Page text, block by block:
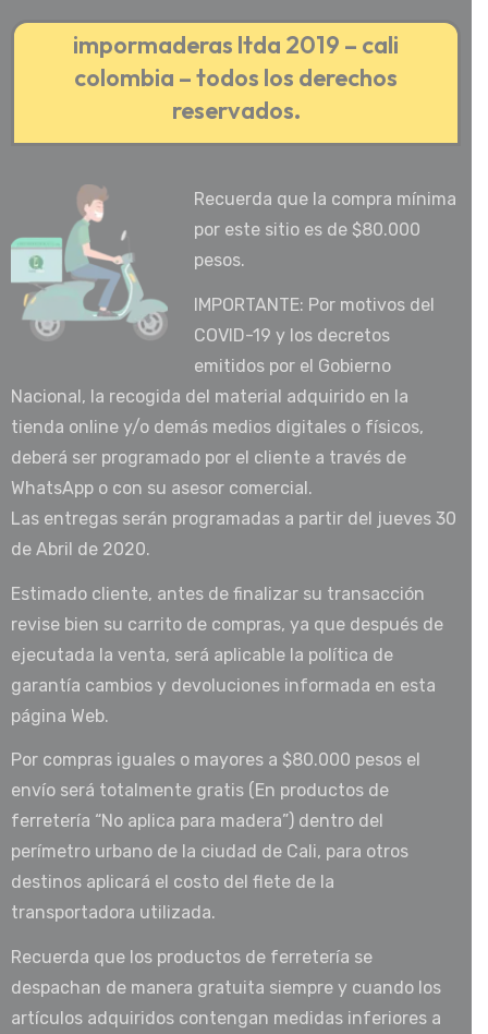
impormaderas ltda 2019 – cali
colombia – todos los derechos
reservados.
Recuerda que la compra mínima
por este sitio es de $80.000
pesos.
IMPORTANTE: Por motivos del
COVID-19 y los decretos
emitidos por el Gobierno
Nacional, la recogida del material adquirido en la
tienda online y/o demás medios digitales o físicos,
deberá ser programado por el cliente a través de
WhatsApp o con su asesor comercial.
Las entregas serán programadas a partir del jueves 30
de Abril de 2020.
Estimado cliente, antes de finalizar su transacción
revise bien su carrito de compras, ya que después de
ejecutada la venta, será aplicable la política de
garantía cambios y devoluciones informada en esta
página Web.
Por compras iguales o mayores a $80.000 pesos el
envío será totalmente gratis (En productos de
ferretería “No aplica para madera”) dentro del
perímetro urbano de la ciudad de Cali, para otros
destinos aplicará el costo del flete de la
transportadora utilizada.
Recuerda que los productos de ferretería se
despachan de manera gratuita siempre y cuando los
artículos adquiridos contengan medidas inferiores a